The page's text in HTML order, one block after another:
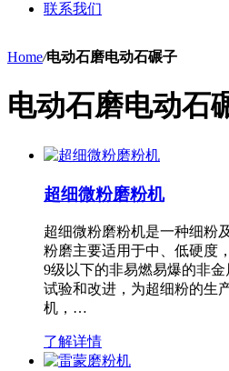
联系我们
Home/电动石磨电动石碾子
电动石磨电动石
超细微粉磨粉机
超细微粉磨粉机是一种细粉
粉磨主要适用于中、低硬度
9级以下的非易燃易爆的非
试验和改进，为超细粉的生
机，…
了解详情